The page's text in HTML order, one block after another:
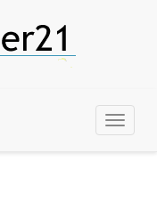
Menu